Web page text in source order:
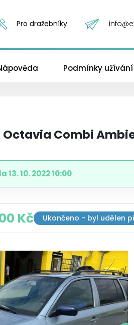
Pro dražebníky
Podmínky
Combi
13. 10. 2022 10:00
Kč Ukončeno - byl udělen